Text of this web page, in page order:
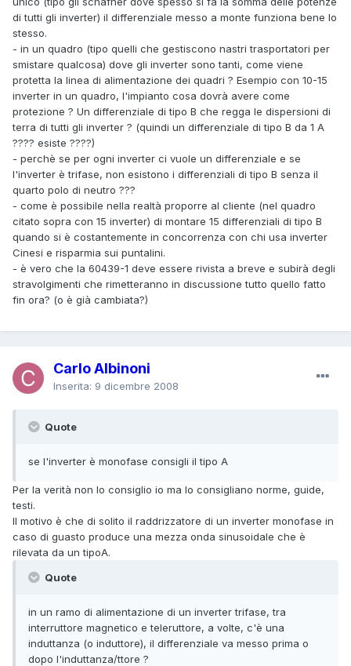
di tutti gli inverter) il differenziale messo a monte funziona bene lo
stesso.
- in un quadro (tipo quelli che gestiscono nastri trasportatori per
smistare qualcosa) dove gli inverter sono tanti, come viene
protetta la linea di alimentazione dei quadri ? Esempio con 10-15
inverter in un quadro, l'impianto cosa dovrà avere come
protezione ? Un differenziale di tipo B che regga le dispersioni di
terra di tutti gli inverter ? (quindi un differenziale di tipo B da 1 A
???? esiste ????)
- perchè se per ogni inverter ci vuole un differenziale e se
l'inverter è trifase, non esistono i differenziali di tipo B senza il
quarto polo di neutro ???
- come è possibile nella realtà proporre al cliente (nel quadro
citato sopra con 15 inverter) di montare 15 differenziali di tipo B
quando si è costantemente in concorrenza con chi usa inverter
Cinesi e risparmia sui puntalini.
- è vero che la 60439-1 deve essere rivista a breve e subirà degli
stravolgimenti che rimetteranno in discussione tutto quello fatto
fin ora? (o è già cambiata?)
Carlo Albinoni
Inserita: 9 dicembre 2008
Quote
se l'inverter è monofase consigli il tipo A
Per la verità non lo consiglio io ma lo consigliano norme, guide,
testi.
Il motivo è che di solito il raddrizzatore di un inverter monofase in
caso di guasto produce una mezza onda sinusoidale che è
rilevata da un tipoA.
Quote
in un ramo di alimentazione di un inverter trifase, tra
interruttore magnetico e teleruttore, a volte, c'è una
induttanza (o induttore), il differenziale va messo prima o
dopo l'induttanza/ttore ?